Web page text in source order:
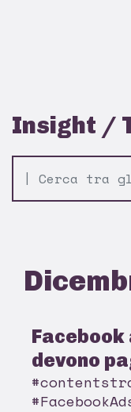
Insight /
devono